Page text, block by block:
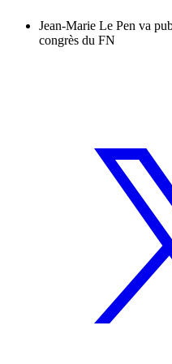
Jean-Marie Le Pen va
congrès du FN